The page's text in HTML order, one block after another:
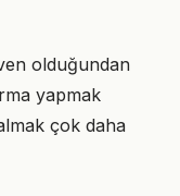
olduğundan
yapmak
çok daha